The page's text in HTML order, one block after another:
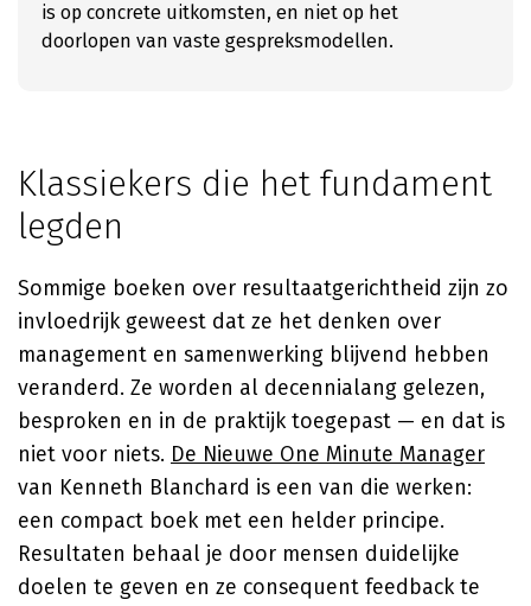
is op concrete uitkomsten, en niet op het
doorlopen van vaste gespreksmodellen.
Klassiekers die het fundament
legden
Sommige boeken over resultaatgerichtheid zijn zo
invloedrijk geweest dat ze het denken over
management en samenwerking blijvend hebben
veranderd. Ze worden al decennialang gelezen,
besproken en in de praktijk toegepast — en dat is
niet voor niets. De Nieuwe One Minute Manager
van Kenneth Blanchard is een van die werken:
een compact boek met een helder principe.
Resultaten behaal je door mensen duidelijke
doelen te geven en ze consequent feedback te